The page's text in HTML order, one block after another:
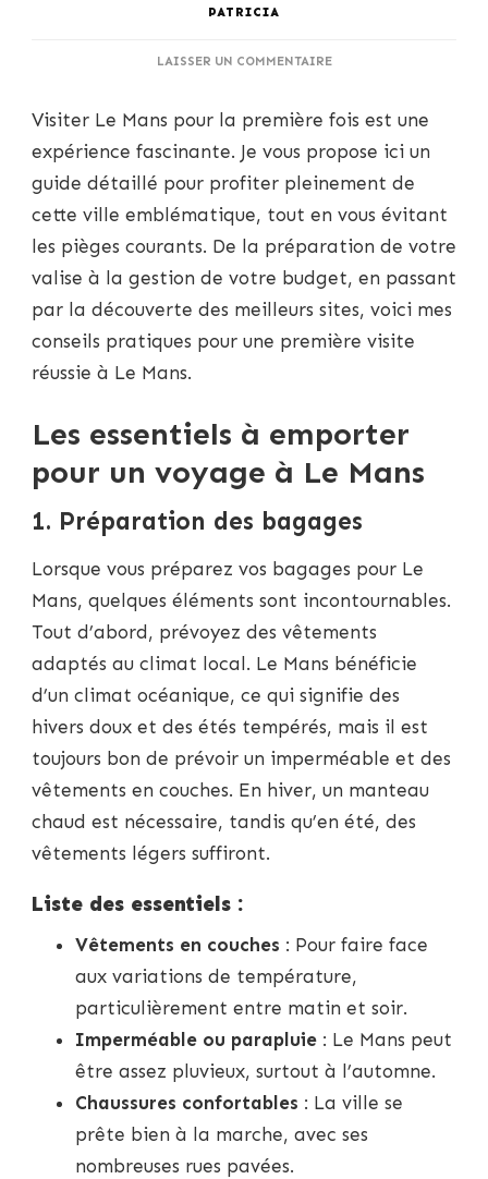
PATRICIA
LAISSER UN COMMENTAIRESUR
POUR
DÉBUTANTS
:
CONSEILS
PRATIQUES
POUR
PREMIÈRE
VISITE
Visiter Le Mans pour la première fois est une
expérience fascinante. Je vous propose ici un
guide détaillé pour profiter pleinement de
cette ville emblématique, tout en vous évitant
les pièges courants. De la préparation de votre
valise à la gestion de votre budget, en passant
par la découverte des meilleurs sites, voici mes
conseils pratiques pour une première visite
réussie à Le Mans.
Les essentiels à emporter
pour un voyage à Le Mans
1. Préparation des bagages
Lorsque vous préparez vos bagages pour Le
Mans, quelques éléments sont incontournables.
Tout d’abord, prévoyez des vêtements
adaptés au climat local. Le Mans bénéficie
d’un climat océanique, ce qui signifie des
hivers doux et des étés tempérés, mais il est
toujours bon de prévoir un imperméable et des
vêtements en couches. En hiver, un manteau
chaud est nécessaire, tandis qu’en été, des
vêtements légers suffiront.
Liste des essentiels :
Vêtements en couches : Pour faire face
aux variations de température,
particulièrement entre matin et soir.
Imperméable ou parapluie : Le Mans peut
être assez pluvieux, surtout à l’automne.
Chaussures confortables : La ville se
prête bien à la marche, avec ses
nombreuses rues pavées.